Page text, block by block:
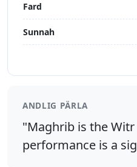
Fard
Sunnah
ANDLIG PÄRLA
"Maghrib is the
performance is a